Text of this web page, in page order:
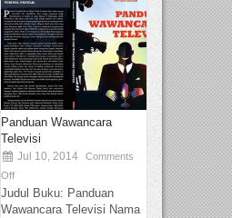
Panduan Wawancara
Televisi
Jul 10, 2014
Comments
Off
Judul Buku: Panduan
Wawancara Televisi Nama